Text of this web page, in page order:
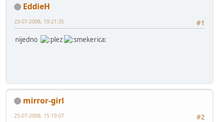
EddieH
#1
23-07-2008, 19:21:35
nijedno
mirror-girl
#2
25-07-2008, 15:19:07